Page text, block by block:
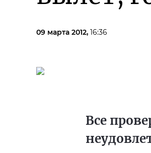
09 марта 2012, 16:36
Все